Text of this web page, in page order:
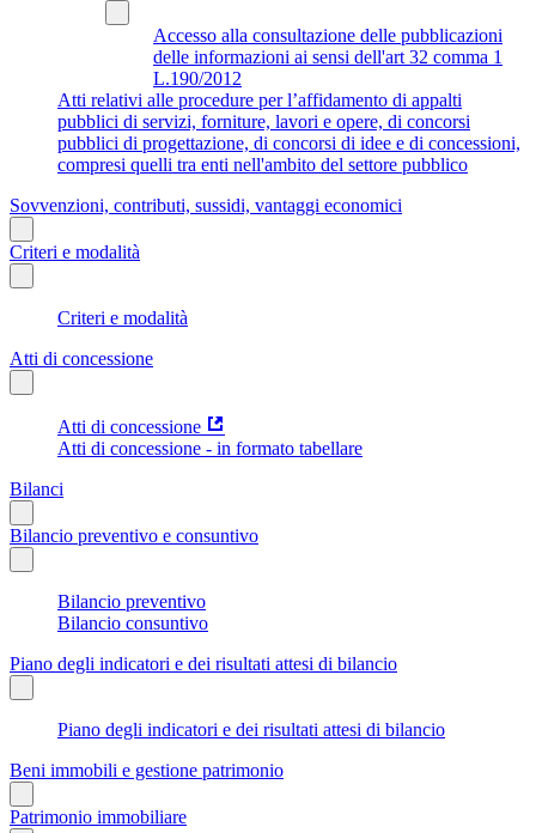
Accesso alla consultazione delle pubblicazioni
delle informazioni ai sensi dell'art 32 comma 1
L.190/2012
Atti relativi alle procedure per l’affidamento di appalti
pubblici di servizi, forniture, lavori e opere, di concorsi
pubblici di progettazione, di concorsi di idee e di concessioni,
compresi quelli tra enti nell'ambito del settore pubblico
Sovvenzioni, contributi, sussidi, vantaggi economici
Criteri e modalità
Criteri e modalità
Atti di concessione
Atti di concessione
Atti di concessione - in formato tabellare
Bilanci
Bilancio preventivo e consuntivo
Bilancio preventivo
Bilancio consuntivo
Piano degli indicatori e dei risultati attesi di bilancio
Piano degli indicatori e dei risultati attesi di bilancio
Beni immobili e gestione patrimonio
Patrimonio immobiliare